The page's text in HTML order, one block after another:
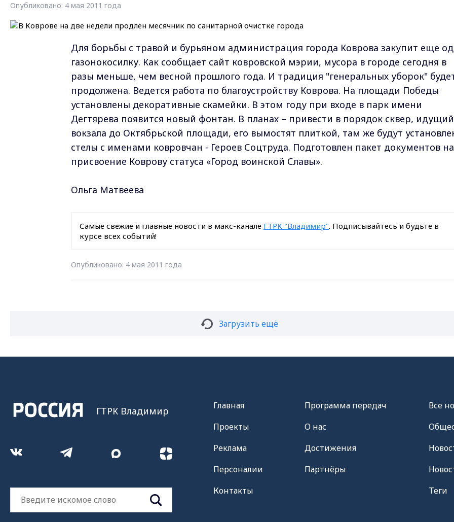
Опубликовано: 4 мая 2011 года
Для борьбы с травой и бурьяном администрация города Коврова закупит еще
газонокосилку. Как сообщает сайт ковровской мэрии, мусора в городе сегодня в
разы меньше, чем весной прошлого года. И традиция "генеральных уборок"
продолжена. Ведется работа по благоустройству Коврова. На площади Победы
установлены декоративные скамейки. В этом году при входе в парк имени
Дегтярева появится новый фонтан. В планах – привести в порядок сквер,
вокзала до Октябрьской площади, его вымостят плиткой, там же будут
стелы с именами ковровчан - Героев Соцтруда. Подготовлен пакет документов на
присвоение Коврову статуса «Город воинской Славы».
Ольга Матвеева
Самые свежие и главные новости в макс-канале ГТРК "Владимир". Подписывайтесь и будьте в
курсе всех событий!
Опубликовано: 4 мая 2011 года
Загрузить ещё
ГТРК Владимир
Главная
Проекты
Реклама
Персоналии
Контакты
Программа передач
О нас
Достижения
Партнёры
Все
Теги